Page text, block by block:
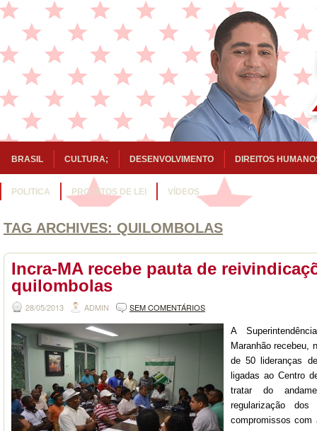
BRASIL CULTURA; DESENVOLVIMENTO DIREITOS
POLITICA PROJETOS DE LEI VÍDEOS
TAG ARCHIVES: QUILOMBOLAS
Incra-MA recebe pauta de
quilombolas
28/05/2013 ADMIN SEM COMENTÁRIOS
A
Maranhão recebeu,
de 50 lideranças
ligadas ao Centro
tratar do
regularização
compromissos com